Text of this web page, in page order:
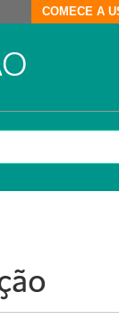
COMECE A